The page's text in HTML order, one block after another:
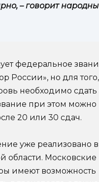
– говорит
федеральное
России», но для
необходимо сдать
при этом можно
20 или 30 сдач.
уже реализовано
области. Московские
имеют возможность